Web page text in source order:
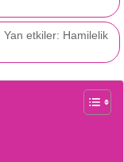
Yan etkiler: Hamilelik